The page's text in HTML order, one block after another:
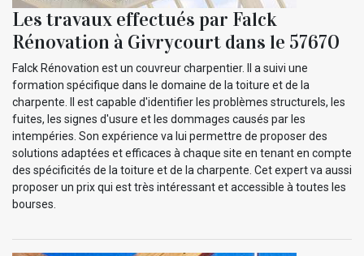
Les travaux effectués par Falck
Rénovation à Givrycourt dans le 57670
Falck Rénovation est un couvreur charpentier. Il a suivi une
formation spécifique dans le domaine de la toiture et de la
charpente. Il est capable d'identifier les problèmes structurels, les
fuites, les signes d'usure et les dommages causés par les
intempéries. Son expérience va lui permettre de proposer des
solutions adaptées et efficaces à chaque site en tenant en compte
des spécificités de la toiture et de la charpente. Cet expert va aussi
proposer un prix qui est très intéressant et accessible à toutes les
bourses.